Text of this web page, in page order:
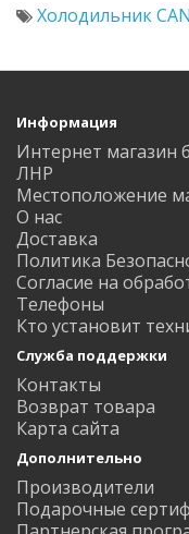
Холодильник
Информация
Интернет магазин
ЛНР
Местоположение
О нас
Доставка
Политика
Согласие на
Телефоны
Кто установит
Служба поддержки
Контакты
Возврат товара
Карта сайта
Дополнительно
Производители
Подарочные